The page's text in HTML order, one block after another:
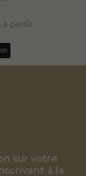
à partir
sur votre
à la